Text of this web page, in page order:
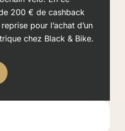
200 € de cashback
pour l’achat d’un
chez Black & Bike.